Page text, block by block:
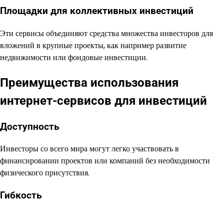
Площадки для коллективных инвестиций
Эти сервисы объединяют средства множества инвесторов для
вложений в крупные проекты, как например развитие
недвижимости или фондовые инвестиции.
Преимущества использования
интернет-сервисов для инвестиций
Доступность
Инвесторы со всего мира могут легко участвовать в
финансировании проектов или компаний без необходимости
физического присутствия.
Гибкость